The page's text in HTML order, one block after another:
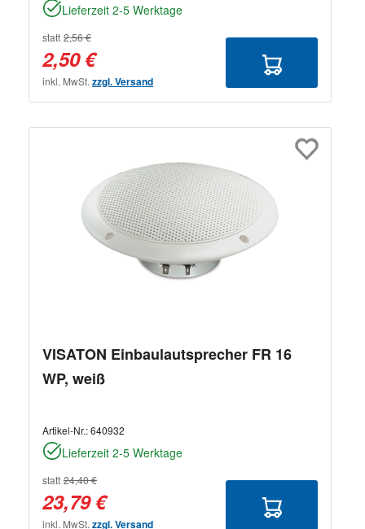
Lieferzeit 2-5 Werktage
statt 2,56 €
2,50 €
inkl. MwSt. zzgl. Versand
VISATON Einbaulautsprecher FR 16
WP, weiß
Artikel-Nr.:640932
Lieferzeit 2-5 Werktage
statt 24,40 €
23,79 €
inkl. MwSt. zzgl. Versand